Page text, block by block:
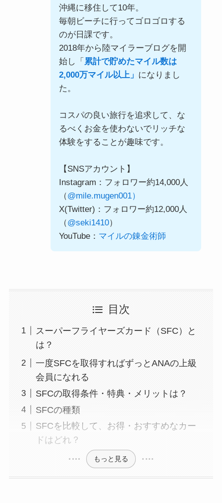
沖縄に移住して10年。
毎朝ビーチに行ってゴロゴロする
のが日課です。
2018年から陸マイラーブログを開
始し「 累計で貯めたマイル数は
2,000万マイル以上」 になりまし
た。
コスパの良い旅行を追求して、な
るべくお金を使わないでリッチな
体験をすることが趣味です。
【SNSアカウント】
Instagram：フォロワー約14,000人
（@mile.mugen001）
X(Twitter)：フォロワー約12,000人
（@seki1410）
YouTube： マイルの錬金術師
目次
スーパーフライヤーズカード（SFC）と
は？
一度SFCを取得すればずっとANAの上級
会員になれる
SFCの取得条件・特典・メリットは？
SFCの種類
SFCを比較して、お得・おすすめなカー
ドはどれ？
もっと見る